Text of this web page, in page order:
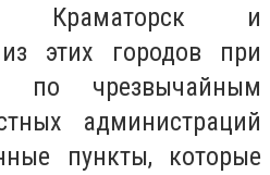
Краматорск и
этих городов при
по чрезвычайным
администраций
пункты, которые